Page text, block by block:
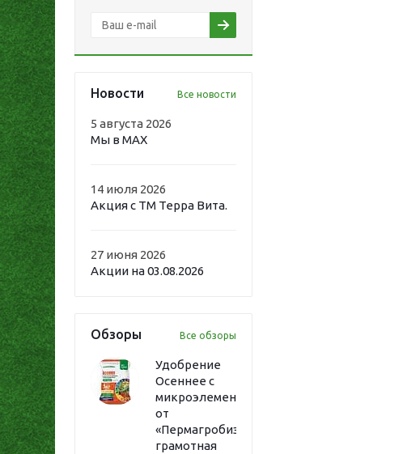
Новости Все новости
5 августа 2026
Мы в MAX
14 июля 2026
Акция с ТМ Терра Вита.
27 июня 2026
Акции на 03.08.2026
Обзоры Все обзоры
Удобрение
Осеннее с
микроэлементами
от
«Пермагробизнес»:
грамотная